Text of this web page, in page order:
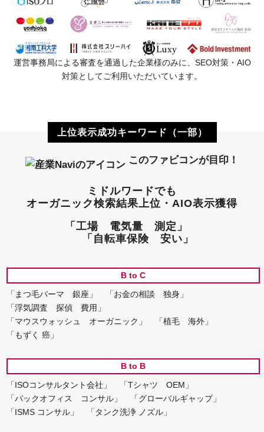
運営事務局による審査を通過した企業様のみに、SEO対策・AIO
対策としてご利用いただいています。
上位表示成功キーワード（一部）
このファビコンが目印！
ミドルワードでも
オーガニック検索結果上位・AIO表示獲得
「工場 電気量 測定」
「自転車保険 安い」
B to C
「まつ毛パーマ 銀座」
「お金の相談 独身」
「浮気調査 探偵 費用」
「マウスウォッシュ オーガニック」
「植毛 海外」
「もずく 癌」
B to B
「ISOコンサルタント会社」
「Tシャツ OEM」
「バックオフィス コンサル」
「グローバルギャップ」
「ISMS コンサル」
「タンク洗浄 ノズル」